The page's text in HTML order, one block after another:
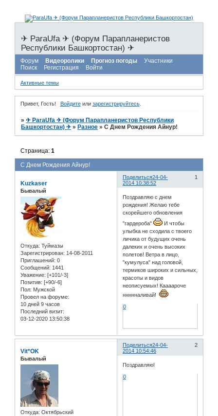
✈ ParaUfa ✈ (Форум Парапланеристов
Республики Башкортостан) ✈
Форум Видеоролики Прогноз погоды
Участники
Поиск
Регистрация Войти
Активные темы
Привет, Гость! Войдитеили зарегистрируйтесь.
»✈ ParaUfa ✈ (Форум Парапланеристов Республики
Башкортостан) ✈ » Разное »С Днем Рождения Айнур!
С Днем Рождения Айнур!
Страница:1
Поделиться 1
24-04-
2014 10:38:52
Kuzkaser
Бывалый
Откуда: Туймазы
Зарегистрирован: 14-08-2011
Приглашений: 0
Сообщений: 1441
Уважение: [+101/-3]
Позитив: [+90/-6]
Пол: Мужской
Провел на форуме:
10 дней 9 часов
Последний визит:
03-12-2020 13:50:38
Поздравляю с днем
рождения! Желаю тебе
скорейшего обновления
"гардероба"
И чтобы
улыбка не сходила с твоего
личика от будущих очень
далеких и очень высоких
полетов! Ветра в лицо,
"кумулуса" над головой,
термиков широких и сильных,
красоты и видов
неописуемых! Каааароче
ннннналивай!
0
Поделиться 2
24-04-
2014 10:54:46
Vit*OK
Бывалый
Откуда: Oктябрьский
Поздравляю!
0